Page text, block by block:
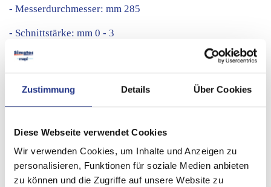
Zustimmung Details Über Cookies
Diese Webseite verwendet Cookies
Wir verwenden Cookies, um Inhalte und Anzeigen zu
personalisieren, Funktionen für soziale Medien anbieten
zu können und die Zugriffe auf unsere Website zu
- Messerdurchmesser: mm 285
- Schnittstärke: mm 0 - 3
- Gewicht: 60 kg